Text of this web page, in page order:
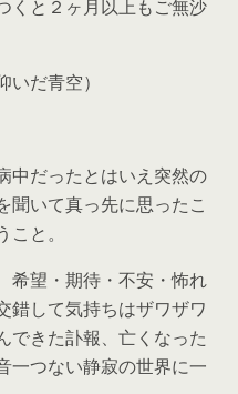
くと２ヶ月以上もご無沙
いだ青空）
中だったとはいえ突然の
聞いて真っ先に思ったこ
と。
希望・期待・不安・怖れ
錯して気持ちはザワザワ
できた訃報、亡くなった
一つない静寂の世界に一